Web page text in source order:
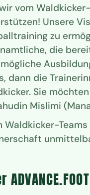
vom
Unsere
zu
die
dann die
Sie
Mislimi
Waldkicker-